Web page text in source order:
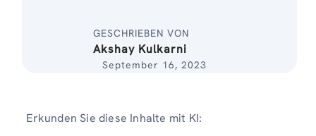
GESCHRIEBEN VON
Akshay Kulkarni
September 16, 2023
Erkunden Sie diese Inhalte mit KI: